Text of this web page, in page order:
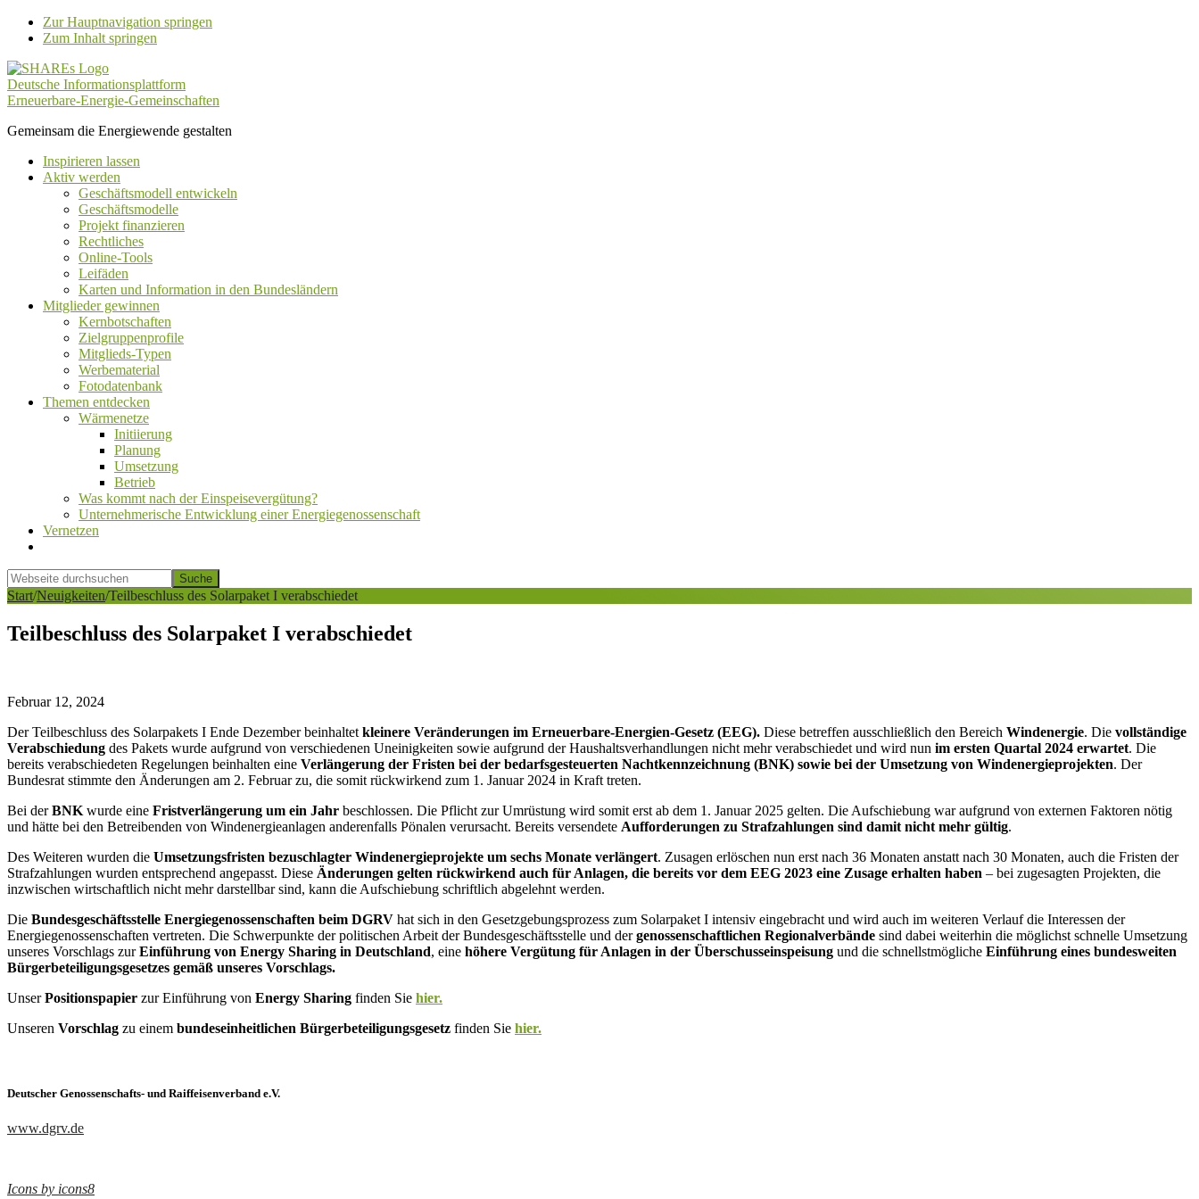
Zur Hauptnavigation springen
Zum Inhalt springen
Deutsche Informationsplattform
Erneuerbare-Energie-Gemeinschaften
Gemeinsam die Energiewende gestalten
Inspirieren lassen
Aktiv werden
Geschäftsmodell entwickeln
Geschäftsmodelle
Projekt finanzieren
Rechtliches
Online-Tools
Leifäden
Karten und Information in den Bundesländern
Mitglieder gewinnen
Kernbotschaften
Zielgruppenprofile
Mitglieds-Typen
Werbematerial
Fotodatenbank
Themen entdecken
Wärmenetze
Initiierung
Planung
Umsetzung
Betrieb
Was kommt nach der Einspeisevergütung?
Unternehmerische Entwicklung einer Energiegenossenschaft
Vernetzen
Webseite
durchsuchen
Hide
Start/Neuigkeiten/Teilbeschluss des Solarpaket I verabschiedet
Teilbeschluss des Solarpaket I verabschiedet
Februar 12, 2024
Der Teilbeschluss des Solarpakets I Ende Dezember beinhaltet kleinere Veränderungen im Erneuerbare-Energien-Gesetz (EEG). Diese betreffen ausschließlich den Bereich Windenergie. Die vollständige
Verabschiedung des Pakets wurde aufgrund von verschiedenen Uneinigkeiten sowie aufgrund der Haushaltsverhandlungen nicht mehr verabschiedet und wird nun im ersten Quartal 2024 erwartet. Die
bereits verabschiedeten Regelungen beinhalten eine Verlängerung der Fristen bei der bedarfsgesteuerten Nachtkennzeichnung (BNK) sowie bei der Umsetzung von Windenergieprojekten. Der
Bundesrat stimmte den Änderungen am 2. Februar zu, die somit rückwirkend zum 1. Januar 2024 in Kraft treten.
Bei derBNK wurde eine Fristverlängerung um ein Jahr beschlossen. Die Pflicht zur Umrüstung wird somit erst ab dem 1. Januar 2025 gelten. Die Aufschiebung war aufgrund von externen Faktoren nötig
und hätte bei den Betreibenden von Windenergieanlagen anderenfalls Pönalen verursacht. Bereits versendete Aufforderungen zu Strafzahlungen sind damit nicht mehr gültig.
Des Weiteren wurden die Umsetzungsfristen bezuschlagter Windenergieprojekte um sechs Monate verlängert. Zusagen erlöschen nun erst nach 36 Monaten anstatt nach 30 Monaten, auch die Fristen der
Strafzahlungen wurden entsprechend angepasst. Diese Änderungen gelten rückwirkend auch für Anlagen, die bereits vor dem EEG 2023 eine Zusage erhalten haben – bei zugesagten Projekten, die
inzwischen wirtschaftlich nicht mehr darstellbar sind, kann die Aufschiebung schriftlich abgelehnt werden.
Die Bundesgeschäftsstelle Energiegenossenschaften beim DGRV hat sich in den Gesetzgebungsprozess zum Solarpaket I intensiv eingebracht und wird auch im weiteren Verlauf die Interessen der
Energiegenossenschaften vertreten. Die Schwerpunkte der politischen Arbeit der Bundesgeschäftsstelle und dergenossenschaftlichen Regionalverbände sind dabei weiterhin die möglichst schnelle Umsetzung
unseres Vorschlags zurEinführung von Energy Sharing in Deutschland, eine höhere Vergütung für Anlagen in der Überschusseinspeisung und die schnellstmögliche Einführung eines bundesweiten
Bürgerbeteiligungsgesetzes gemäß unseres Vorschlags.
UnserPositionspapier zur Einführung von Energy Sharing finden Sie hier.
Unseren Vorschlag zu einem bundeseinheitlichen Bürgerbeteiligungsgesetz finden Sie hier.
Deutscher Genossenschafts- und Raiffeisenverband e.V.
www.dgrv.de
Icons by icons8